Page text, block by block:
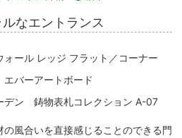
なエントランス
ール レッジ フラット／コーナー
バーアートボード
デン 鋳物表札コレクション A-07
風合いを直接感じることのできる門